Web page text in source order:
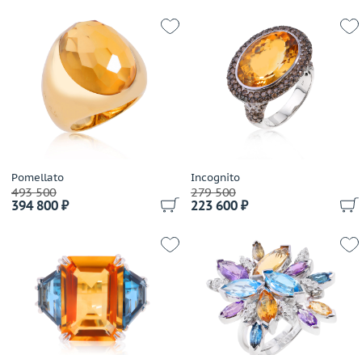
Pomellato
493 500
394 800 ₽
Incognito
279 500
223 600 ₽